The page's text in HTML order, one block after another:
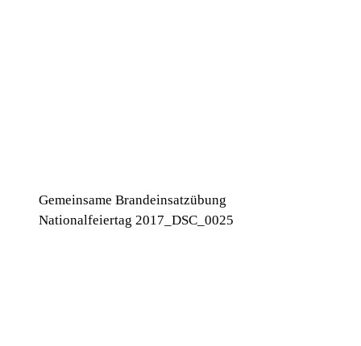
Gemeinsame Brandeinsatzübung
Nationalfeiertag 2017_DSC_0025